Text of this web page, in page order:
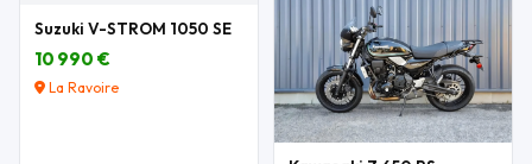
Suzuki V-STROM 1050 SE
10 990 €
La Ravoire